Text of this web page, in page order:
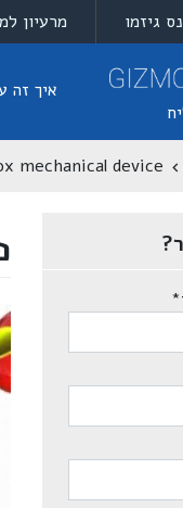
גיזמו מרעיון
איך זה
mechanical device
*